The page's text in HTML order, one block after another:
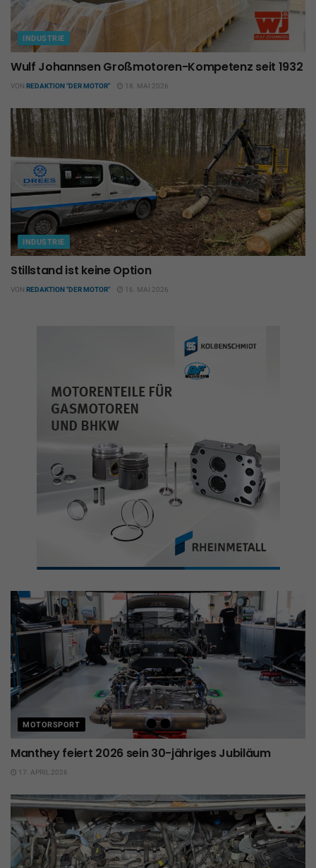
INDUSTRIE
Wulf Johannsen Großmotoren-Kompetenz seit 1932
VON REDAKTION "DER MOTOR" 18. MAI 2026
INDUSTRIE
Stillstand ist keine Option
VON REDAKTION "DER MOTOR" 16. MAI 2026
MOTORSPORT
Manthey feiert 2026 sein 30-jähriges Jubiläum
17. APRIL 2026